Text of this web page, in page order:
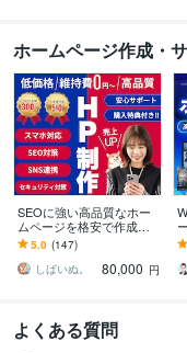
ホームページ作成・
SEOに強い高品質なホー
ムページを格安で作成し
ます ホームページ制作歴1
0年以上！安いけど本格的
なHP制作
5.0 (147)
しばいぬ。
80,000 円
よくある質問